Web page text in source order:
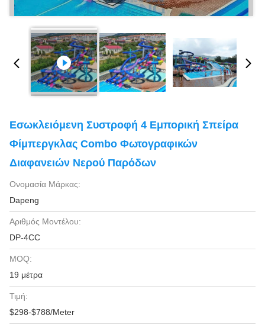
Εσωκλειόμενη Συστροφή 4 Εμπορική Σπείρα
Φίμπεργκλας Combo Φωτογραφικών
Διαφανειών Νερού Παρόδων
Ονομασία Μάρκας:
Dapeng
Αριθμός Μοντέλου:
DP-4CC
MOQ:
19 μέτρα
Τιμή:
$298-$788/Meter